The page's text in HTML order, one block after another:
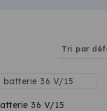
29 Batterie 36 V/15